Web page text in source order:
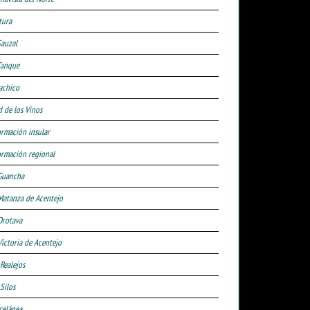
de los Vinos
insular
regional
de Acentejo
de Acentejo